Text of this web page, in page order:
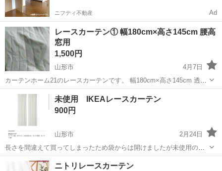
ニフティ不動産 Ad
レースカーテン① 幅180cm×高さ145cm 腰高
窓用
1,500円
山形市
4月7日
カーテンホーム21のレースカーテンです。 幅180cm×高さ145cm 透け
て見えるのを防止する機能性はないようです。 下に重しは入っていま
せん。 縦に品のある織模様が入っています。 コインランドリーで洗
濯、自然乾燥か低温...
山形 山形市 カーテン、ブラインド
未使用 IKEAレースカーテン
900円
山形市
2月24日
長さを間違えて買ってしまったため袋からは開けましたが未使用の状
態です。 山形市 カーテン、ブラインド
ニトリレースカーテン